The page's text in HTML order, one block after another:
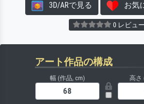
3D/ARで見る お気
0 レビュー
アート作品の構成
幅 (作品, cm) 高さ